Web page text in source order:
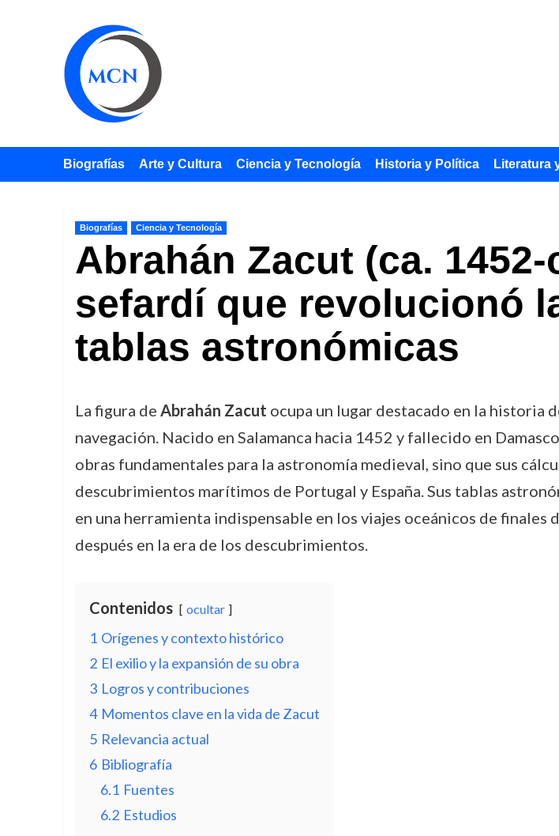
Biografías Arte y Cultura Ciencia y Tecnología Historia y Política Literatura
Biografías Ciencia y Tecnología
Abrahán Zacut (ca.
sefardí que revolucionó
tablas astronómicas
La figura de Abrahán Zacut ocupa un lugar destacado en la historia
navegación. Nacido en Salamanca hacia 1452 y fallecido en
obras fundamentales para la astronomía medieval, sino que sus
descubrimientos marítimos de Portugal y España. Sus tablas
en una herramienta indispensable en los viajes oceánicos de finales
después en la era de los descubrimientos.
Contenidos ocultar
1 Orígenes y contexto histórico
2 El exilio y la expansión de su obra
3 Logros y contribuciones
4 Momentos clave en la vida de Zacut
5 Relevancia actual
6 Bibliografía
6.1 Fuentes
6.2 Estudios